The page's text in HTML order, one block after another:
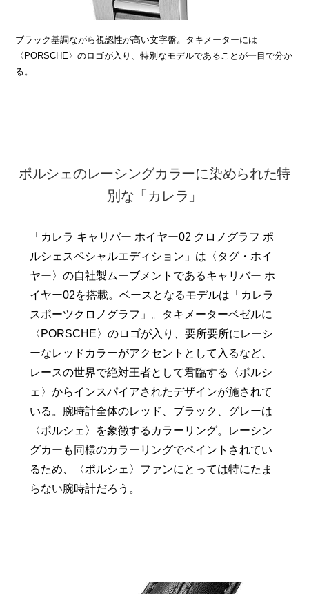
ブラック基調ながら視認性が高い文字盤。タキメーターには
〈PORSCHE〉のロゴが入り、特別なモデルであることが一目で分か
る。
ポルシェのレーシングカラーに染められた特
別な「カレラ」
「カレラ キャリバー ホイヤー02 クロノグラフ ポ
ルシェスペシャルエディション」は〈タグ・ホイ
ヤー〉の自社製ムーブメントであるキャリバー ホ
イヤー02を搭載。ベースとなるモデルは「カレラ
スポーツクロノグラフ」。タキメーターベゼルに
〈PORSCHE〉のロゴが入り、要所要所にレーシ
ーなレッドカラーがアクセントとして入るなど、
レースの世界で絶対王者として君臨する〈ポルシ
ェ〉からインスパイアされたデザインが施されて
いる。腕時計全体のレッド、ブラック、グレーは
〈ポルシェ〉を象徴するカラーリング。レーシン
グカーも同様のカラーリングでペイントされてい
るため、〈ポルシェ〉ファンにとっては特にたま
らない腕時計だろう。